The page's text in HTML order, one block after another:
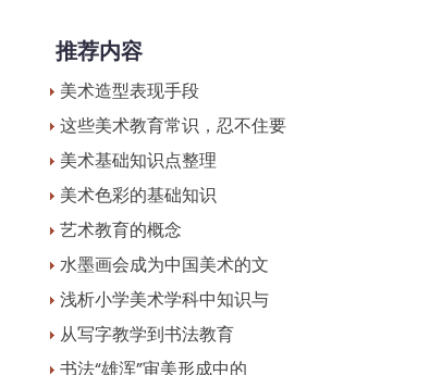
推荐内容
美术造型表现手段
这些美术教育常识，忍不住要
美术基础知识点整理
美术色彩的基础知识
艺术教育的概念
水墨画会成为中国美术的文
浅析小学美术学科中知识与
从写字教学到书法教育
书法“雄浑”审美形成中的